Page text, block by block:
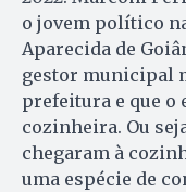
o jovem político
Aparecida de
gestor municipal
prefeitura e que o
cozinheira. Ou
chegaram à
uma espécie de